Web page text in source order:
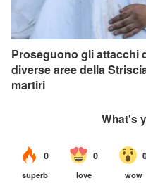
Proseguono gli attacchi
diverse aree della
martiri